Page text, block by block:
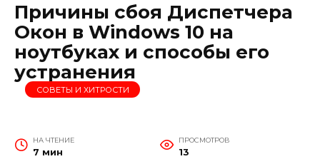
Причины сбоя Диспетчера
Окон в Windows 10 на
ноутбуках и способы его
устранения
СОВЕТЫ И ХИТРОСТИ
НА ЧТЕНИЕ
7 мин
ПРОСМОТРОВ
13